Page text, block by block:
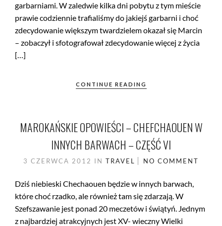
garbarniami. W zaledwie kilka dni pobytu z tym mieście
prawie codziennie trafialiśmy do jakiejś garbarni i choć
zdecydowanie większym twardzielem okazał się Marcin
– zobaczył i sfotografował zdecydowanie więcej z życia
[…]
CONTINUE READING
MAROKAŃSKIE OPOWIEŚCI – CHEFCHAOUEN W
INNYCH BARWACH – CZĘŚĆ VI
3 CZERWCA 2012 IN TRAVEL NO COMMENT
Dziś niebieski Chechaouen będzie w innych barwach,
które choć rzadko, ale również tam się zdarzają. W
Szefszawanie jest ponad 20 meczetów i świątyń. Jednym
z najbardziej atrakcyjnych jest XV- wieczny Wielki